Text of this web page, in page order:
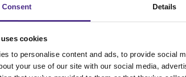
Consent Details
cookies
to personalise content and ads, to provide social
your use of our site with our social media,